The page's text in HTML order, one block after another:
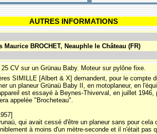
AUTRES INFORMATIONS
BROCHET, Neauphle le Château (FR)
CV sur un Grünau Baby. Moteur sur pylône fixe.
SIMILLE [Albert & X] demandent, pour le compte
un planeur Grünaü Baby II, en motoplaneur, en
est essayé à Beynes-Thiverval, en juillet
appelée "Brocheteau".
qui avait cessé d'être un planeur sans pour cela
à moins d'un mètre-seconde et il n'était pas